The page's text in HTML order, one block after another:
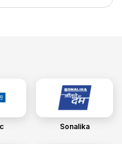
(52HP) ट्रैक्टर
लाए हैं। आप यहाँ पर
की जानकारी हासिल
यह निर्णय ले सकते हैं कि
2024 में सेकेंड-हैंड
(52HP) ट्रैक्टर की कीमत
Sonalika